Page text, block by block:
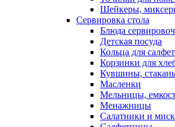
Шейкеры,
Сервировка стола
Блюда
Детская посуда
Кольца для
Корзинки для
Кувшины,
Масленки
Мельницы,
Менажницы
Салатники и